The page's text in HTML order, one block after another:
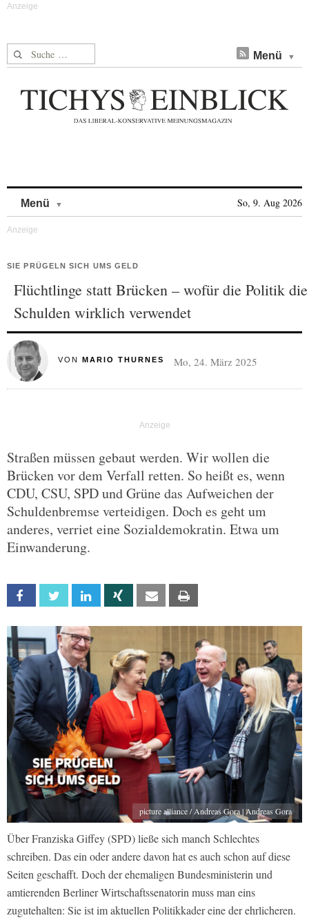
Suche nach: Menü
Menü So, 9. Aug 2026
SIE PRÜGELN SICH UMS GELD
Flüchtlinge statt Brücken – wofür die Politik die
Schulden wirklich verwendet
VON MARIO THURNES Mo, 24. März 2025
Straßen müssen gebaut werden. Wir wollen die
Brücken vor dem Verfall retten. So heißt es, wenn
CDU, CSU, SPD und Grüne das Aufweichen der
Schuldenbremse verteidigen. Doch es geht um
anderes, verriet eine Sozialdemokratin. Etwa um
Einwanderung.
Facebook Twitter Linkedin Xing Email
picture alliance / Andreas Gora | Andreas Gora
Über Franziska Giffey (SPD) ließe sich manch Schlechtes
schreiben. Das ein oder andere davon hat es auch schon auf diese
Seiten geschafft. Doch der ehemaligen Bundesministerin und
amtierenden Berliner Wirtschaftssenatorin muss man eins
zugutehalten: Sie ist im aktuellen Politikkader eine der ehrlicheren.